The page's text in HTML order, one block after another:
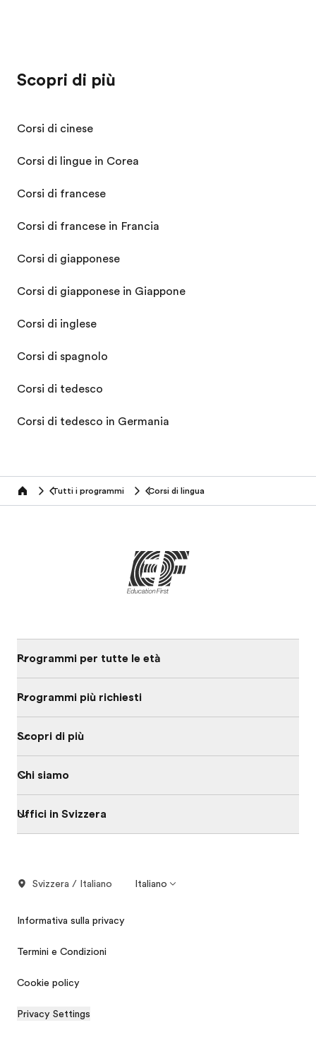
Scopri di più
Corsi di cinese
Corsi di lingue in Corea
Corsi di francese
Corsi di francese in Francia
Corsi di giapponese
Corsi di giapponese in Giappone
Corsi di inglese
Corsi di spagnolo
Corsi di tedesco
Corsi di tedesco in Germania
home Tutti i programmi Corsi di lingua
Programmi per tutte le età
Programmi più richiesti
Scopri di più
Chi siamo
Uffici in Svizzera
Svizzera / Italiano Italiano
Informativa sulla privacy
Termini e Condizioni
Cookie policy
Privacy Settings